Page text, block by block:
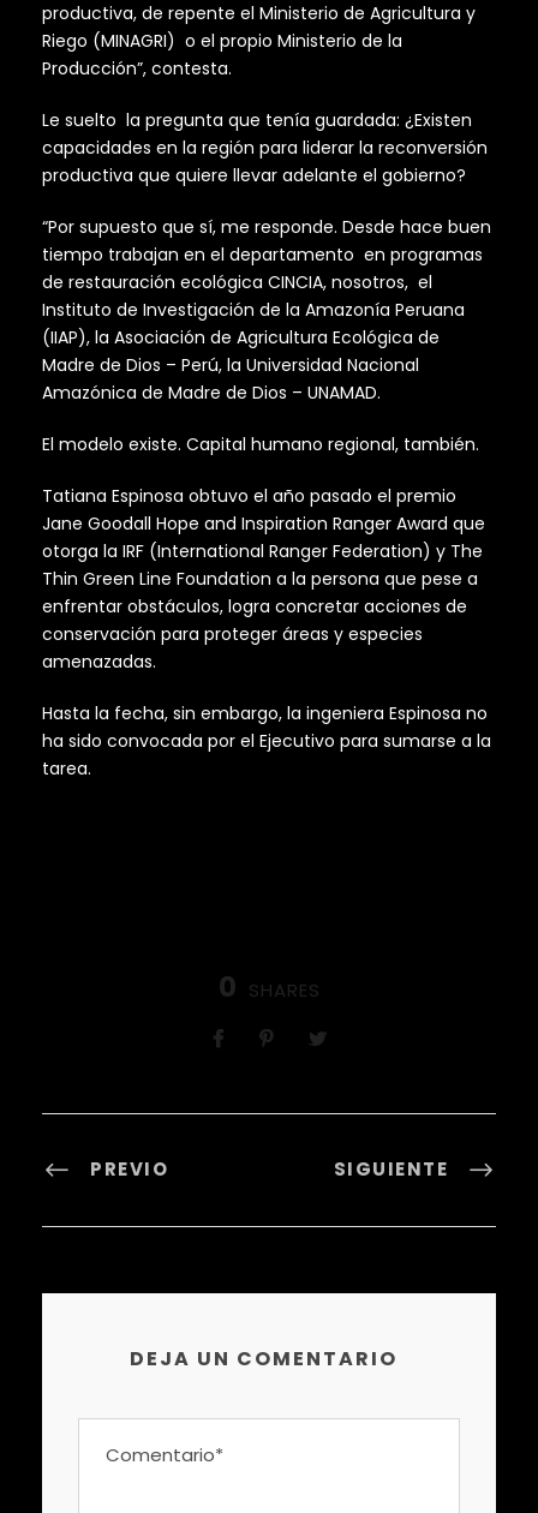
productiva, de repente el Ministerio de Agricultura y
Riego (MINAGRI) o el propio Ministerio de la
Producción”, contesta.
Le suelto la pregunta que tenía guardada: ¿Existen
capacidades en la región para liderar la reconversión
productiva que quiere llevar adelante el gobierno?
“Por supuesto que sí, me responde. Desde hace buen
tiempo trabajan en el departamento en programas
de restauración ecológica CINCIA, nosotros, el
Instituto de Investigación de la Amazonía Peruana
(IIAP), la Asociación de Agricultura Ecológica de
Madre de Dios – Perú, la Universidad Nacional
Amazónica de Madre de Dios – UNAMAD.
El modelo existe. Capital humano regional, también.
Tatiana Espinosa obtuvo el año pasado el premio
Jane Goodall Hope and Inspiration Ranger Award que
otorga la IRF (International Ranger Federation) y The
Thin Green Line Foundation a la persona que pese a
enfrentar obstáculos, logra concretar acciones de
conservación para proteger áreas y especies
amenazadas.
Hasta la fecha, sin embargo, la ingeniera Espinosa no
ha sido convocada por el Ejecutivo para sumarse a la
tarea.
0 SHARES
PREVIO SIGUIENTE
DEJA UN COMENTARIO